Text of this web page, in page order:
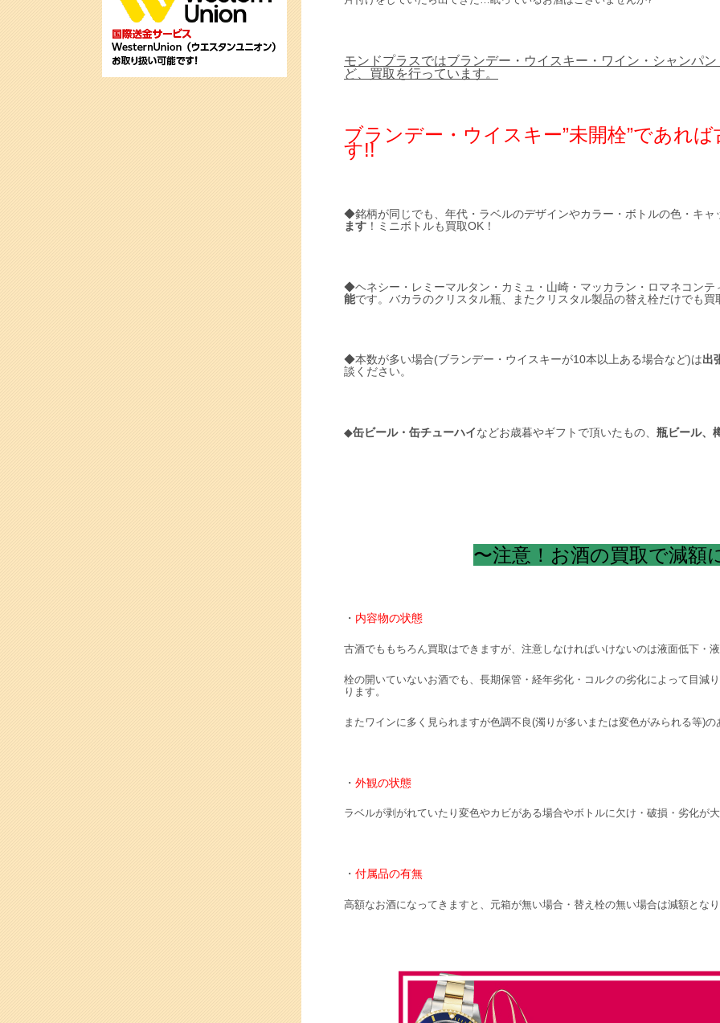
モンドプラスではブランデー・ウイスキー・ワイン・シャンパ
ど、買取を行っています。
ブランデー・ウイスキー”未開栓”であれ
す!!
◆銘柄が同じでも、年代・ラベルのデザインやカラー・ボトルの色・キャ
ます ！ミニボトルも買取OK！
◆ヘネシー・レミーマルタン・カミュ・山崎・マッカラン・ロマネコンテ
能です。バカラのクリスタル瓶、またクリスタル製品の替え栓だけでも
◆本数が多い場合(ブランデー・ウイスキーが10本以上ある場合など)は出
談ください。
◆缶ビール・缶チューハイなどお歳暮やギフトで頂いたもの、 瓶ビール、
〜注意！お酒の買取で減額
・ 内容物の状態
古酒でももちろん買取はできますが、注意しなければいけないのは液面低下・
栓の開いていないお酒でも、長期保管・経年劣化・コルクの劣化によって目減
ります。
またワインに多く見られますが色調不良(濁りが多いまたは変色がみられる等)
・ 外観の状態
ラベルが剥がれていたり変色やカビがある場合やボトルに欠け・破損・劣化が
・ 付属品の有無
高額なお酒になってきますと、元箱が無い場合・替え栓の無い場合は減額とな